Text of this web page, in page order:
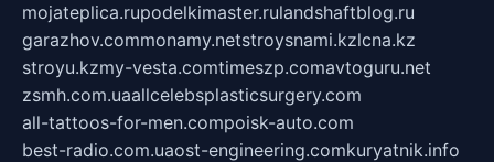
mojateplica.rupodelkimaster.rulandshaftblog.ru
garazhov.commonamy.netstroysnami.kzlcna.kz
stroyu.kzmy-vesta.comtimeszp.comavtoguru.net
zsmh.com.uaallcelebsplasticsurgery.com
all-tattoos-for-men.compoisk-auto.com
best-radio.com.uaost-engineering.comkuryatnik.info